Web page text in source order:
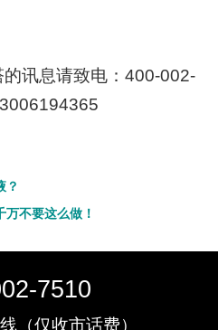
讯息请致电：400-002-
？
不要这么做！
7510
（仅收市话费）